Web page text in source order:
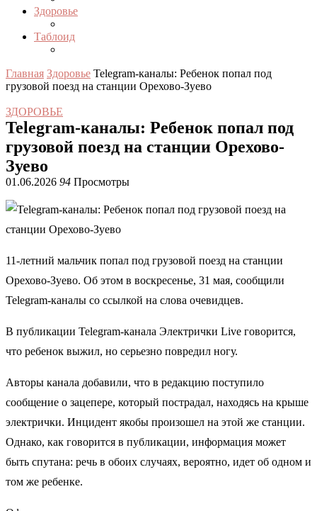
Здоровье
Таблоид
Главная Здоровье Telegram-каналы: Ребенок попал под
грузовой поезд на станции Орехово-Зуево
ЗДОРОВЬЕ
Telegram-каналы: Ребенок попал под
грузовой поезд на станции Орехово-
Зуево
01.06.2026 94 Просмотры
11-летний мальчик попал под грузовой поезд на станции
Орехово-Зуево. Об этом в воскресенье, 31 мая, сообщили
Telegram-каналы со ссылкой на слова очевидцев.
В публикации Telegram-канала Электрички Live говорится,
что ребенок выжил, но серьезно повредил ногу.
Авторы канала добавили, что в редакцию поступило
сообщение о зацепере, который пострадал, находясь на крыше
электрички. Инцидент якобы произошел на этой же станции.
Однако, как говорится в публикации, информация может
быть спутана: речь в обоих случаях, вероятно, идет об одном и
том же ребенке.